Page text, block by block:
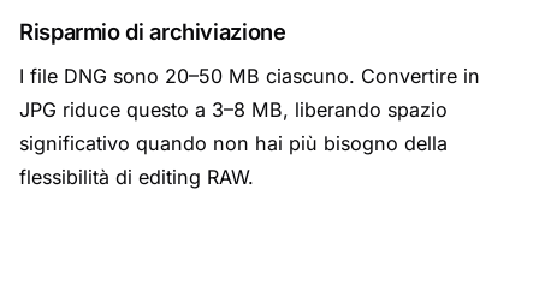
Risparmio di archiviazione
I file DNG sono 20–50 MB ciascuno. Convertire in
JPG riduce questo a 3–8 MB, liberando spazio
significativo quando non hai più bisogno della
flessibilità di editing RAW.